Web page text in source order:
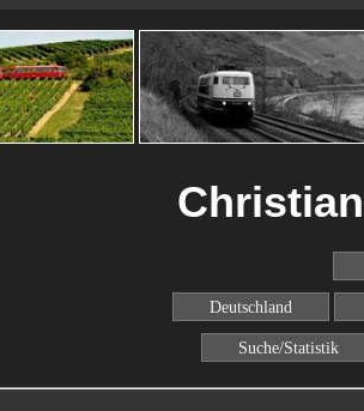
Deutschland
Suche/Statistik